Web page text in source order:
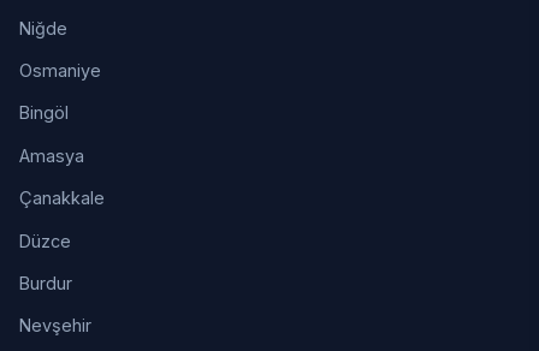
Niğde
Osmaniye
Bingöl
Amasya
Çanakkale
Düzce
Burdur
Nevşehir